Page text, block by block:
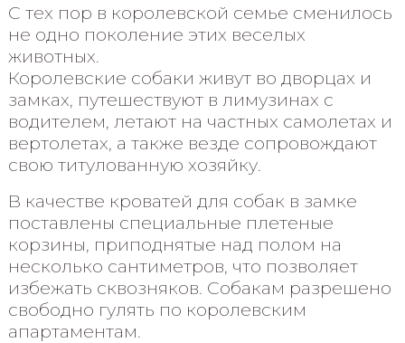
С тех пор в королевской семье сменилось
не одно поколение этих веселых
животных.
Королевские собаки живут во дворцах и
замках, путешествуют в лимузинах с
водителем, летают на частных самолетах и
вертолетах, а также везде сопровождают
свою титулованную хозяйку.
В качестве кроватей для собак в замке
поставлены специальные плетеные
корзины, приподнятые над полом на
несколько сантиметров, что позволяет
избежать сквозняков. Собакам разрешено
свободно гулять по королевским
апартаментам.